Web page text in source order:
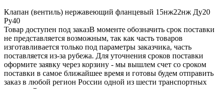
Клапан (вентиль) нержавеющий фланцевый 15нж22нж Ду20
Ру40
Товар доступен под заказВ моменте обозначить срок поставки
не представляется возможным, так как часть товаров
изготавливается только под параметры заказчика, часть
поставляется из-за рубежа. Для уточнения сроков поставки
оформите заявку через корзину - мы вышлем счет со сроком
поставки в самое ближайшее время и готовы будем отправить
заказ в любой регион России одной из шести транспортных